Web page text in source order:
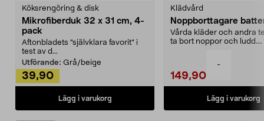
-
Köksrengöring & disk
Mikrofiberduk 32 x 31 cm, 4-
pack
Aftonbladets "självklara favorit” i
test av d...
Utförande: Grå/beige
39,90
Lägg i varukorg
Klädvård
Noppborttagare
Vårda kläder och andra
ta bort noppor och ludd.
149,90
Lägg i varukorg